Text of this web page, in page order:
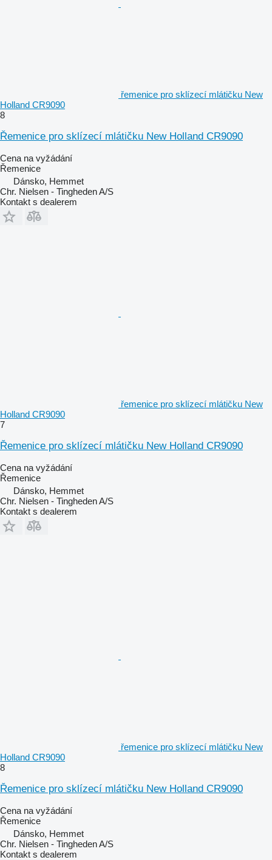
řemenice pro sklízecí mlátičku New
Holland CR9090
8
Řemenice pro sklízecí mlátičku New Holland CR9090
Cena na vyžádání
Řemenice
Dánsko, Hemmet
Chr. Nielsen - Tingheden A/S
Kontakt s dealerem
řemenice pro sklízecí mlátičku New
Holland CR9090
7
Řemenice pro sklízecí mlátičku New Holland CR9090
Cena na vyžádání
Řemenice
Dánsko, Hemmet
Chr. Nielsen - Tingheden A/S
Kontakt s dealerem
řemenice pro sklízecí mlátičku New
Holland CR9090
8
Řemenice pro sklízecí mlátičku New Holland CR9090
Cena na vyžádání
Řemenice
Dánsko, Hemmet
Chr. Nielsen - Tingheden A/S
Kontakt s dealerem